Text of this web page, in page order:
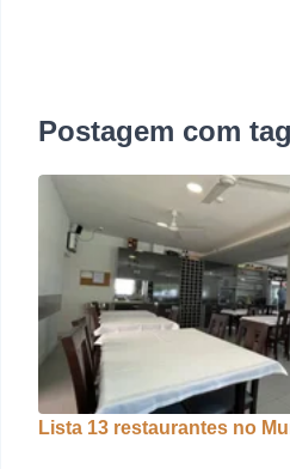
Postagem com
Lista 13 restaurantes no